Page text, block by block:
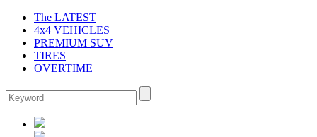
The LATEST
4x4 VEHICLES
PREMIUM SUV
TIRES
OVERTIME